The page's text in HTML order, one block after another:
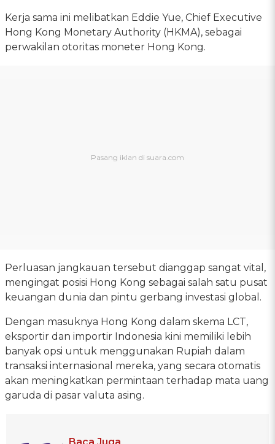
Kerja sama ini melibatkan Eddie Yue, Chief Executive
Hong Kong Monetary Authority (HKMA), sebagai
perwakilan otoritas moneter Hong Kong.
Perluasan jangkauan tersebut dianggap sangat vital,
mengingat posisi Hong Kong sebagai salah satu pusat
keuangan dunia dan pintu gerbang investasi global.
Dengan masuknya Hong Kong dalam skema LCT,
eksportir dan importir Indonesia kini memiliki lebih
banyak opsi untuk menggunakan Rupiah dalam
transaksi internasional mereka, yang secara otomatis
akan meningkatkan permintaan terhadap mata uang
garuda di pasar valuta asing.